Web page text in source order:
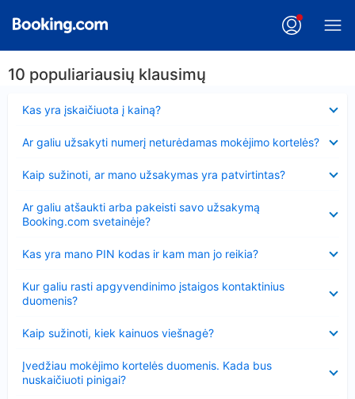
10 populiariausių klausimų
Kas yra įskaičiuota į kainą?
Ar galiu užsakyti numerį neturėdamas mokėjimo kortelės?
Kaip sužinoti, ar mano užsakymas yra patvirtintas?
Ar galiu atšaukti arba pakeisti savo užsakymą
Booking.com svetainėje?
Kas yra mano PIN kodas ir kam man jo reikia?
Kur galiu rasti apgyvendinimo įstaigos kontaktinius
duomenis?
Kaip sužinoti, kiek kainuos viešnagė?
Įvedžiau mokėjimo kortelės duomenis. Kada bus
nuskaičiuoti pinigai?